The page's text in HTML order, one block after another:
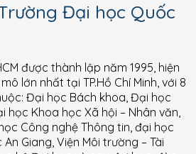
Đại học Quốc
được thành lập năm 1995, hiện
lớn nhất tại TP.Hồ Chí Minh, với 8
Đại học Bách khoa, Đại học
học Khoa học Xã hội – Nhân văn,
Công nghệ Thông tin, đại học
Giang, Viện Môi trường – Tài